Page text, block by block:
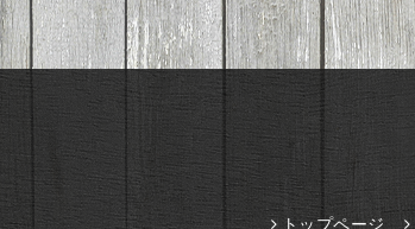
トップページ